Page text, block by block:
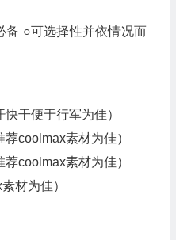
备 ○可选择性并依情况而
干便于行军为佳）
coolmax素材为佳）
coolmax素材为佳）
材为佳）